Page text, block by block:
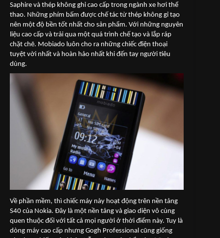
Saphire và thép không ghỉ cao cấp trong ngành xe hơi thể
thao. Những phím bấm được chế tác từ thép không gỉ tạo
nên một độ bền tốt nhất cho sản phẩm. Với những nguyên
liệu cao cấp và trải qua một quá trình chế tạo và lắp ráp
chặt chẽ. Mobiado luôn cho ra những chiếc điện thoại
tuyệt vời nhất và hoàn hảo nhất khi đến tay người tiêu
dùng.
Về phần mềm, thì chiếc máy này hoạt động trên nền tảng
S40 của Nokia. Đây là một nền tảng và giao diện vô cùng
quen thuộc đối với tất cả mọi người ở thời điểm này. Tuy là
dòng máy cao cấp nhưng Gogh Professional cũng giống